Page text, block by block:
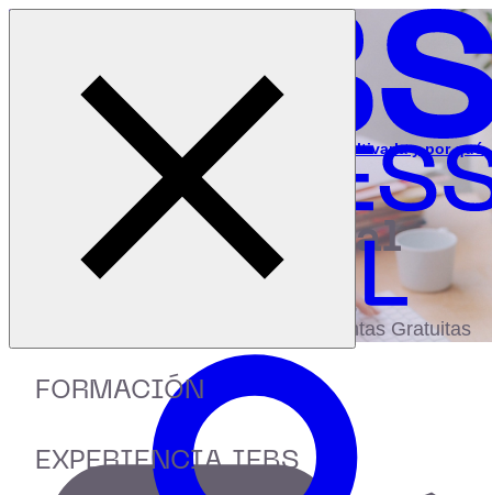
FORMACIÓN
EXPERIENCIA IEBS
Inicio
Recursos
Webinar: Retención: ¿Qué es, cómo cultivarla y por qué
es la clave de los negocios?
bibliotecadigital
Accede a más de 150 Recursos, Guías,
eBooks,Plantillas, Estudios y Herramientas Gratuitas